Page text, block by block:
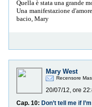
Quella è stata una grande
Una manifestazione
bacio, Mary
Mary West
Recensore
20/07/12, ore
Cap. 10: